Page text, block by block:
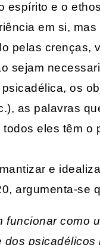
espírito e o
em si, mas
pelas crenças,
sejam
os
as palavras
eles têm o
e
argumenta-se
como
psicadélicos